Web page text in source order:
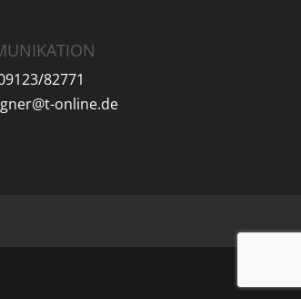
82771
online.de